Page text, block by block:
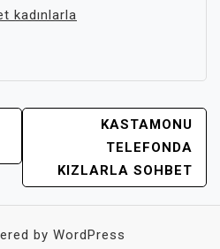
kadınlarla
KASTAMONU
TELEFONDA
KIZLARLA SOHBET
by WordPress